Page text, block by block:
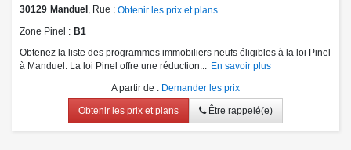
30129 Manduel , Rue : Obtenir les prix et plans
Zone Pinel
B1
Obtenez la liste des programmes immobiliers neufs éligibles à la loi Pinel
à Manduel. La loi Pinel offre une réduction...
En savoir plus
A partir de : Demander les prix
Obtenir les prix et plans Être rappelé(e)